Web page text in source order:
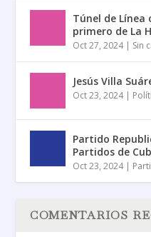
Túnel de Línea
primero de La
Oct 27, 2024| Sin
Jesús Villa
Oct 23, 2024|
Partido
Partidos de
Oct 23, 2024|
COMENTARIOS